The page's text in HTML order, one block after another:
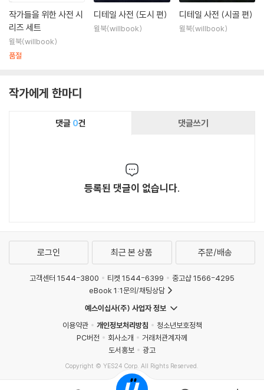
작가들을 위한 사전 시
리즈 세트
윌북(willbook)
품절
디테일 사전 (도시 편)
윌북(willbook)
디테일 사전 (시골 편)
윌북(willbook)
작가에게 한마디
댓글 0건 댓글쓰기
등록된 댓글이 없습니다.
로그인 최근 본 상품 주문/배송
고객센터 1544-3800 티켓 1544-6399
중고샵 1566-4295
eBook 1:1문의/채팅상담
예스이십사(주) 사업자 정보
이용약관
개인정보처리방침
청소년보호정책
PC버전
회사소개
거래처관계자께
도서홍보
광고
Copyright © YES24 Corp. All Rights Reserved.